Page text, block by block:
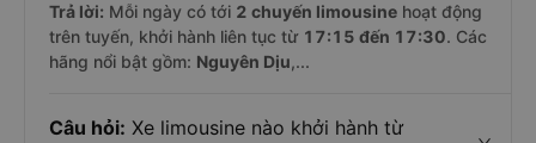
Trả lời: Mỗi ngày có tới 2 chuyến limousine hoạt động
trên tuyến, khởi hành liên tục từ 17:15 đến 17:30. Các
hãng nổi bật gồm: Nguyên Dịu,...
Câu hỏi: Xe limousine nào khởi hành từ